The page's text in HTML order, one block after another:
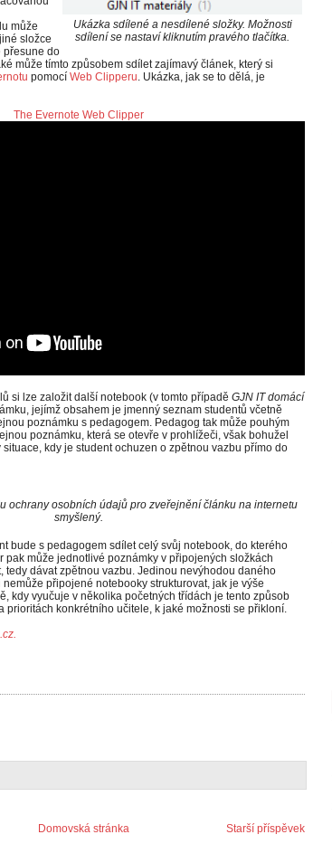
Ukázka sdílené a nesdílené složky. Možnosti
sdílení se nastaví kliknutím pravého tlačítka.
může
složce
přesune do
může tímto způsobem sdílet zajímavý článek, který si
pomocí Web Clipperu. Ukázka, jak se to dělá, je
The Evernote Web Clipper
si lze založit další notebook (v tomto případě GJN IT domácí
jejímž obsahem je jmenný seznam studentů včetně
poznámku s pedagogem. Pedagog tak může pouhým
poznámku, která se otevře v prohlížeči, však bohužel
kdy je student ochuzen o zpětnou vazbu přímo do
ochrany osobních údajů pro zveřejnění článku na internetu
smyšlený.
bude s pedagogem sdílet celý svůj notebook, do kterého
pak může jednotlivé poznámky v připojených složkách
tedy dávat zpětnou vazbu. Jedinou nevýhodou daného
připojené notebooky strukturovat, jak je výše
kdy vyučuje v několika početných třídách je tento způsob
prioritách konkrétního učitele, k jaké možnosti se přikloní.
Starší příspěvek
Domovská stránka